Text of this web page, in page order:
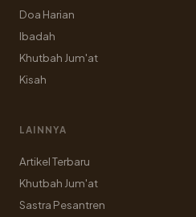
Doa Harian
Ibadah
Khutbah Jum'at
Kisah
LAINNYA
Artikel Terbaru
Khutbah Jum'at
Sastra Pesantren